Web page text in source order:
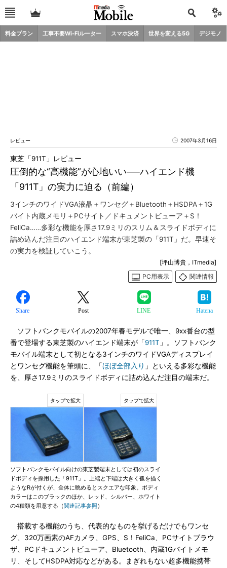
料金プラン 工事不要Wi-Fiルーター スマホ決済 世界を変える5G デジモノ
レビュー 2007年3月16日
圧倒的な“高機能”が心地いい──ハイエンド機
「911T」の実力に迫る（前編）
東芝「911T」レビュー
3インチのワイドVGA液晶＋ワンセグ＋Bluetooth＋HSDPA＋1G
バイト内蔵メモリ＋PCサイト／ドキュメントビューア＋S！
FeliCa……多彩な機能を厚さ17.9ミリのスリム＆スライドボディに
詰め込んだ注目のハイエンド端末が東芝製の「911T」だ。早速そ
の実力を検証していこう。
[坪山博貴，ITmedia]
PC用表示
関連情報
Share Post LINE Hatena
ソフトバンクモバイルの2007年春モデルで唯一、9xx番台の型
番で登場する東芝製のハイエンド端末が「911T 」。ソフトバンク
モバイル端末として初となる3インチのワイドVGAディスプレイ
とワンセグ機能を筆頭に、「ほぼ全部入り 」といえる多彩な機能
を、厚さ17.9ミリのスライドボディに詰め込んだ注目の端末だ。
ソフトバンクモバイル向けの東芝製端末としては初のスライ
ドボディを採用した「911T」。上端と下端は大きく孤を描く
ようなRが付くが、全体に眺めるとスクエアな印象。ボディ
カラーはこのブラックのほか、レッド、シルバー、ホワイト
の4種類を用意する（関連記事参照）
搭載する機能のうち、代表的なものを挙げるだけでもワンセ
グ、320万画素のAFカメラ、GPS、S！FeliCa、PCサイトブラウ
ザ、PCドキュメントビューア、Bluetooth、内蔵1Gバイトメモ
リ、そしてHSDPA対応などがある。まぎれもない超多機能携帯